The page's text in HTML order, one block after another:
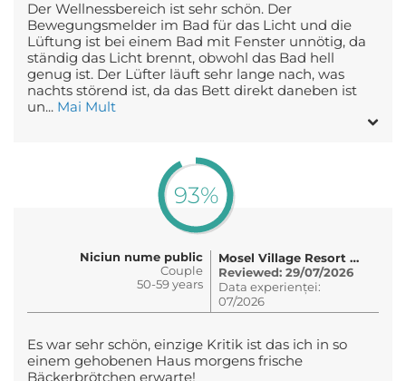
Der Wellnessbereich ist sehr schön. Der
Bewegungsmelder im Bad für das Licht und die
Lüftung ist bei einem Bad mit Fenster unnötig, da
ständig das Licht brennt, obwohl das Bad hell
genug ist. Der Lüfter läuft sehr lange nach, was
nachts störend ist, da das Bett direkt daneben ist
un... Mai Mult
93%
Niciun nume public
Couple
50-59 years
Mosel Village Resort e.K
Reviewed: 29/07/2026
Data experienței:
07/2026
Es war sehr schön, einzige Kritik ist das ich in so
einem gehobenen Haus morgens frische
Bäckerbrötchen erwarte!